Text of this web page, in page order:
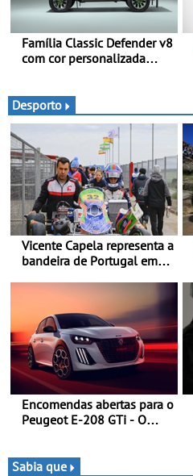
Família Classic Defender v8
com cor personalizada
Desporto
Vicente Capela representa a
bandeira de Portugal em
Espanhol de Kart - Piloto
de Beja chega para a 2ª
ronda do Campeonato
Espanhol de Kart, em
Teruel
Encomendas abertas para o
Peugeot E-208 GTi - O
performances da categoria
Sabia que